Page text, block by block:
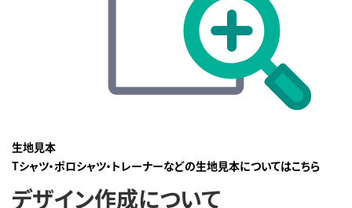
生地見本
Tシャツ・ポロシャツ・トレーナーなどの生地見本についてはこちら
デザイン作成について